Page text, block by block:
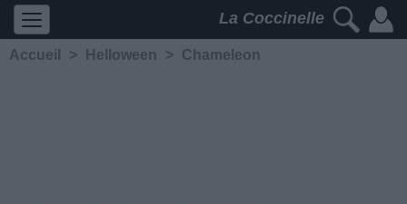
La Coccinelle
Accueil > Helloween > Chameleon